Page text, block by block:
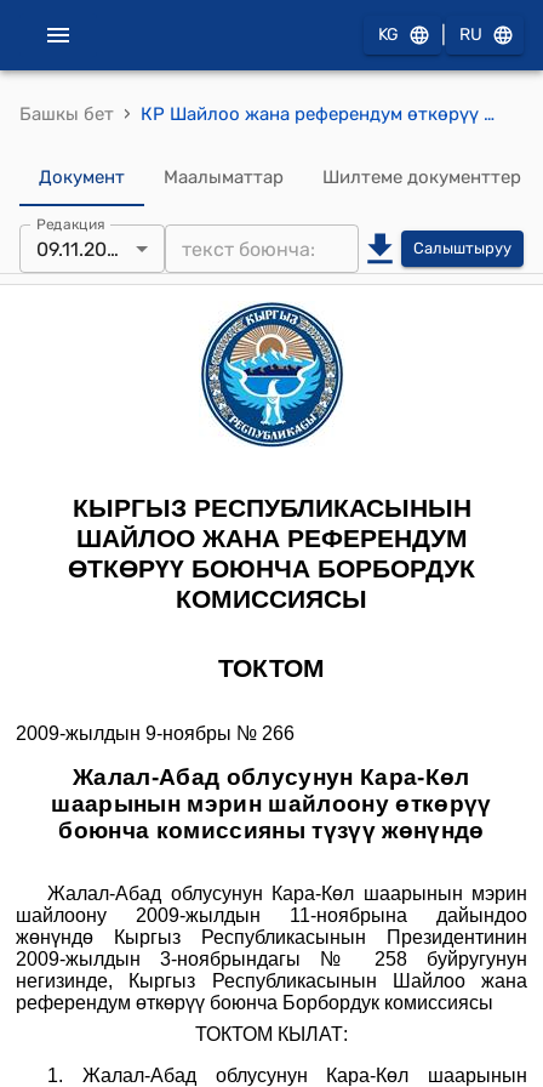
KG RU
Башкы бет › КР Шайлоо жана референдум өткөрүү боюнча борбордук комиссиясынын 2009-жылдын 9-ноябрындагы № 266 "Жалал-Абад облусунун Кара-Көл шаарынын мэрин шайлоону өткөрүү боюнча комиссияны түзүү жөнүндө" токтому
Документ Маалыматтар Шилтеме документтер
Редакция
09.11.2009 Салыштыруу